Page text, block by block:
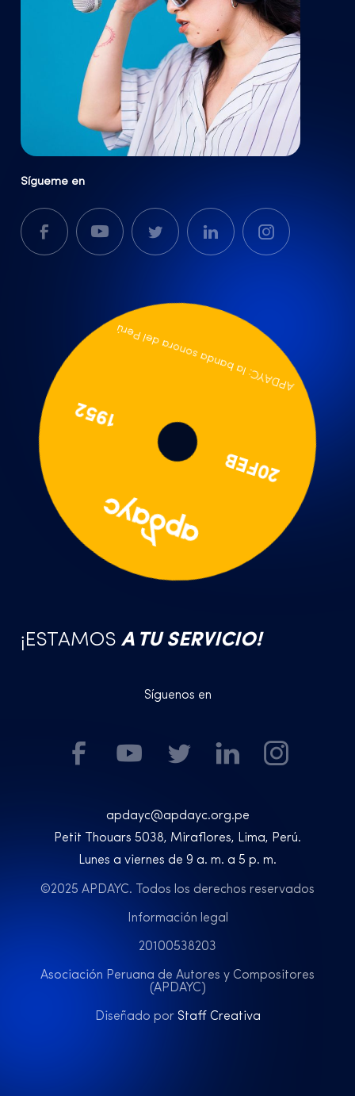
Sígueme en
20FEB
APDAYC: la banda sonora del Perú
¡ESTAMOS A TU SERVICIO!
Síguenos en
apdayc@apdayc.org.pe
Petit Thouars 5038, Miraflores, Lima, Perú.
Lunes a viernes de 9 a. m. a 5 p. m.
©2025 APDAYC. Todos los derechos reservados
Información legal
20100538203
Asociación Peruana de Autores y Compositores
(APDAYC)
Diseñado por Staff Creativa